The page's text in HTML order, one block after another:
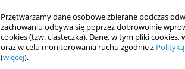
Przetwarzamy dane osobowe zbierane podczas
zachowaniu odbywa się poprzez dobrowolnie
cookies (tzw. ciasteczka). Dane, w tym pliki
oraz w celu monitorowania ruchu zgodnie z
(więcej).